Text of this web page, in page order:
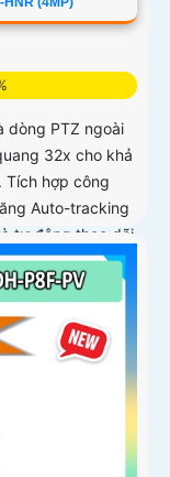
dòng PTZ ngoài
32x cho khả
Tích hợp công
Auto-tracking
tự động theo dõi